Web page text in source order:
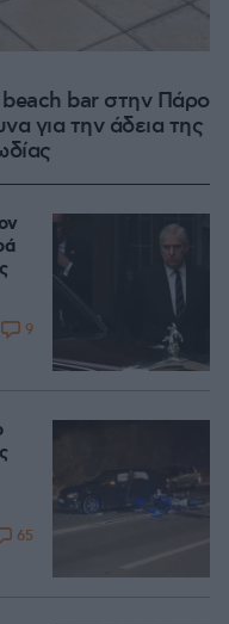
bar στην Πάρο
για την άδεια της
9
65